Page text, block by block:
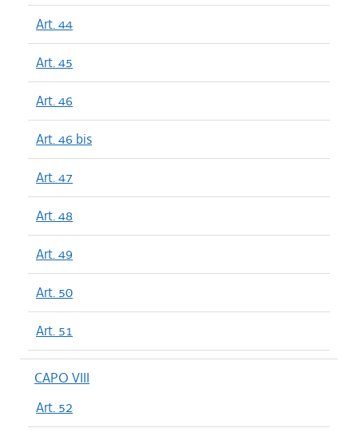
Art. 44
Art. 45
Art. 46
Art. 46 bis
Art. 47
Art. 48
Art. 49
Art. 50
Art. 51
CAPO VIII
Art. 52